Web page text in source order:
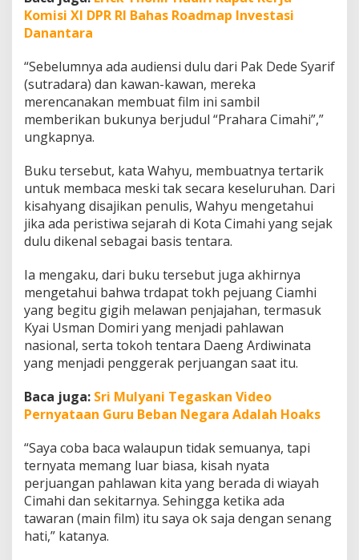
Komisi XI DPR RI Bahas Roadmap Investasi
Danantara
“Sebelumnya ada audiensi dulu dari Pak Dede Syarif
(sutradara) dan kawan-kawan, mereka
merencanakan membuat film ini sambil
memberikan bukunya berjudul “Prahara Cimahi”,”
ungkapnya.
Buku tersebut, kata Wahyu, membuatnya tertarik
untuk membaca meski tak secara keseluruhan. Dari
kisahyang disajikan penulis, Wahyu mengetahui
jika ada peristiwa sejarah di Kota Cimahi yang sejak
dulu dikenal sebagai basis tentara.
Ia mengaku, dari buku tersebut juga akhirnya
mengetahui bahwa trdapat tokh pejuang Ciamhi
yang begitu gigih melawan penjajahan, termasuk
Kyai Usman Domiri yang menjadi pahlawan
nasional, serta tokoh tentara Daeng Ardiwinata
yang menjadi penggerak perjuangan saat itu.
Baca juga: Sri Mulyani Tegaskan Video
Pernyataan Guru Beban Negara Adalah Hoaks
“Saya coba baca walaupun tidak semuanya, tapi
ternyata memang luar biasa, kisah nyata
perjuangan pahlawan kita yang berada di wiayah
Cimahi dan sekitarnya. Sehingga ketika ada
tawaran (main film) itu saya ok saja dengan senang
hati,” katanya.